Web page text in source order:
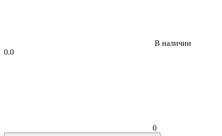
В наличии
0.0
0